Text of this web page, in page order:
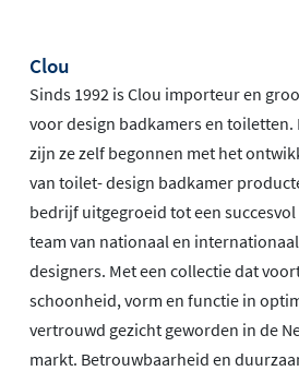
Clou
Sinds 1992 is Clou importeur en
voor design badkamers en toiletten.
zijn ze zelf begonnen met het
van toilet- design badkamer
bedrijf uitgegroeid tot een
team van nationaal en
designers. Met een collectie dat
schoonheid, vorm en functie in
vertrouwd gezicht geworden in de
markt. Betrouwbaarheid en